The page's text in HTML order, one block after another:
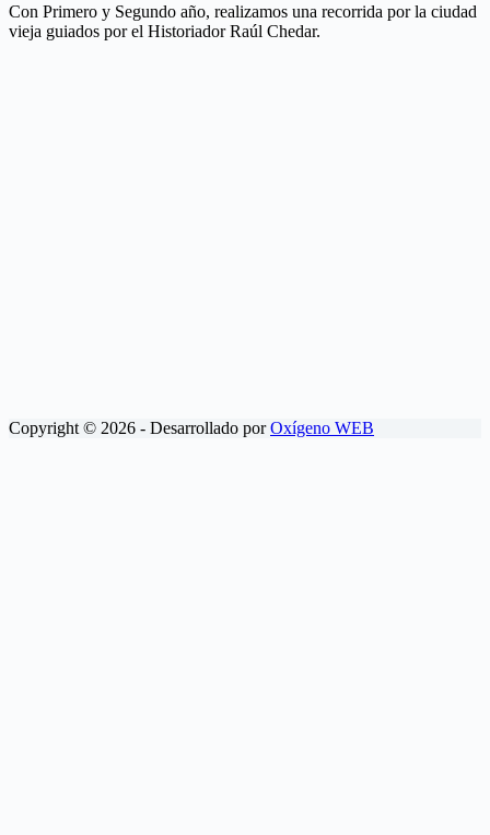
Con Primero y Segundo año, realizamos una recorrida por la ciudad
vieja guiados por el Historiador Raúl Chedar.
Copyright © 2026 - Desarrollado porOxígeno WEB